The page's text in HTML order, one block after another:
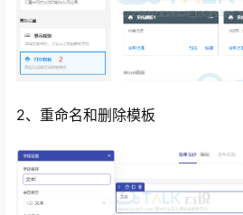
2、重命名和删除模板